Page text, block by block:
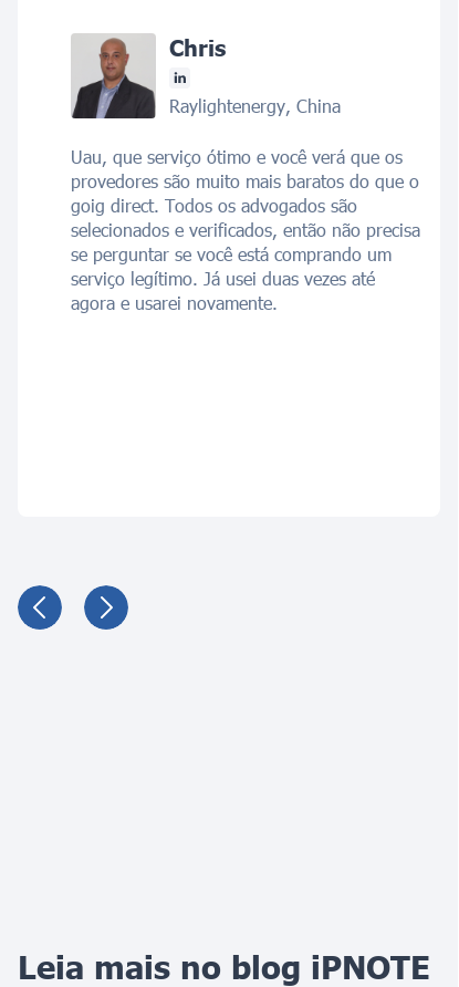
Chris
Raylightenergy, China
Uau, que serviço ótimo e você verá que os
provedores são muito mais baratos do que o
goig direct. Todos os advogados são
selecionados e verificados, então não precisa
se perguntar se você está comprando um
serviço legítimo. Já usei duas vezes até
agora e usarei novamente.
Leia mais no blog iPNOTE